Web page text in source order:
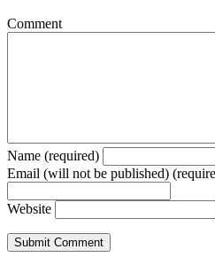
Comment
Name (required)
Email (will not be published)
Website